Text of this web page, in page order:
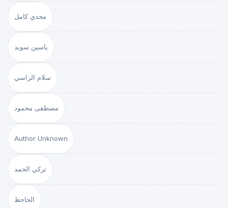
مجدي كامل
ياسين سويد
سلام الراسي
مصطفى محمود
Author Unknown
تركي الحمد
الجاحظ